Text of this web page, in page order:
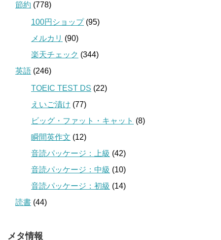
節約 (778)
100円ショップ(95)
メルカリ (90)
楽天チェック (344)
英語 (246)
TOEIC TEST DS (22)
えいご漬け (77)
ビッグ・ファット・キャット (8)
瞬間英作文 (12)
音読パッケージ：上級 (42)
音読パッケージ：中級 (10)
音読パッケージ：初級 (14)
読書 (44)
メタ情報